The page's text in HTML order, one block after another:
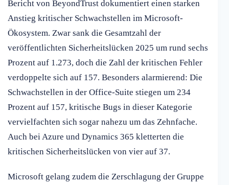
Bericht von BeyondTrust dokumentiert einen starken
Anstieg kritischer Schwachstellen im Microsoft-
Ökosystem. Zwar sank die Gesamtzahl der
veröffentlichten Sicherheitslücken 2025 um rund sechs
Prozent auf 1.273, doch die Zahl der kritischen Fehler
verdoppelte sich auf 157. Besonders alarmierend: Die
Schwachstellen in der Office-Suite stiegen um 234
Prozent auf 157, kritische Bugs in dieser Kategorie
vervielfachten sich sogar nahezu um das Zehnfache.
Auch bei Azure und Dynamics 365 kletterten die
kritischen Sicherheitslücken von vier auf 37.
Microsoft gelang zudem die Zerschlagung der Gruppe